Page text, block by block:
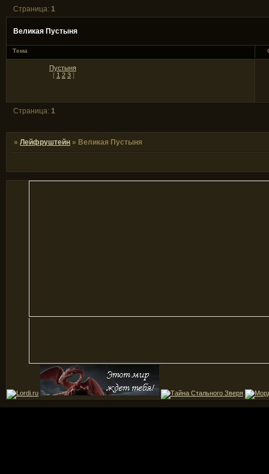
Великая Пустыня
Страница:1
Тема
Пустыня
[ 1 2 3 ]
Страница: 1
»Лейфруштейн » Великая Пустыня